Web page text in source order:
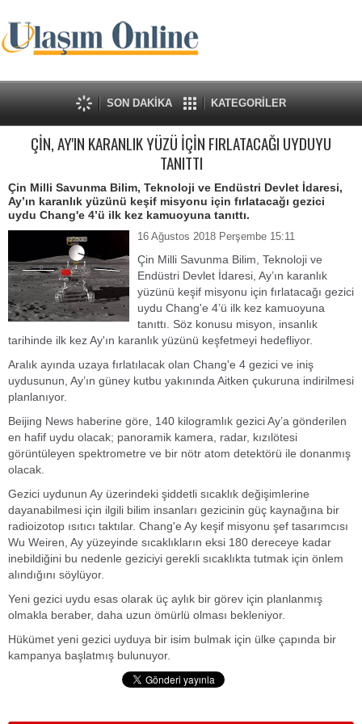
SON DAKİKA KATEGORİLER
ÇİN, AY'IN KARANLIK YÜZÜ İÇİN FIRLATACAĞI UYDUYU
TANITTI
Çin Milli Savunma Bilim, Teknoloji ve Endüstri Devlet İdaresi,
Ay’ın karanlık yüzünü keşif misyonu için fırlatacağı gezici
uydu Chang'e 4’ü ilk kez kamuoyuna tanıttı.
16 Ağustos 2018 Perşembe 15:11
Çin Milli Savunma Bilim, Teknoloji ve
Endüstri Devlet İdaresi, Ay’ın karanlık
yüzünü keşif misyonu için fırlatacağı gezici
uydu Chang'e 4’ü ilk kez kamuoyuna
tanıttı. Söz konusu misyon, insanlık
tarihinde ilk kez Ay'ın karanlık yüzünü keşfetmeyi hedefliyor.
Aralık ayında uzaya fırlatılacak olan Chang'e 4 gezici ve iniş
uydusunun, Ay’ın güney kutbu yakınında Aitken çukuruna indirilmesi
planlanıyor.
Beijing News haberine göre, 140 kilogramlık gezici Ay’a gönderilen
en hafif uydu olacak; panoramik kamera, radar, kızılötesi
görüntüleyen spektrometre ve bir nötr atom detektörü ile donanmış
olacak.
Gezici uydunun Ay üzerindeki şiddetli sıcaklık değişimlerine
dayanabilmesi için ilgili bilim insanları gezicinin güç kaynağına bir
radioizotop ısıtıcı taktılar. Chang'e Ay keşif misyonu şef tasarımcısı
Wu Weiren, Ay yüzeyinde sıcaklıkların eksi 180 dereceye kadar
inebildiğini bu nedenle geziciyi gerekli sıcaklıkta tutmak için önlem
alındığını söylüyor.
Yeni gezici uydu esas olarak üç aylık bir görev için planlanmış
olmakla beraber, daha uzun ömürlü olması bekleniyor.
Hükümet yeni gezici uyduya bir isim bulmak için ülke çapında bir
kampanya başlatmış bulunuyor.